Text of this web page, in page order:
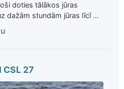
doties tālākos jūras
dažām stundām jūras līcī ...
CSL 27